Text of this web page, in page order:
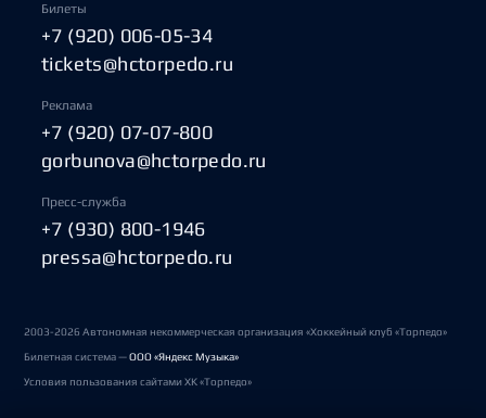
Билеты
+7 (920) 006-05-34
tickets@hctorpedo.ru
Реклама
+7 (920) 07-07-800
gorbunova@hctorpedo.ru
Пресс-служба
+7 (930) 800-1946
pressa@hctorpedo.ru
2003-2026 Автономная некоммерческая организация «Хоккейный клуб «Торпедо»
Билетная система —ООО «Яндекс Музыка»
Условия пользования сайтами ХК «Торпедо»